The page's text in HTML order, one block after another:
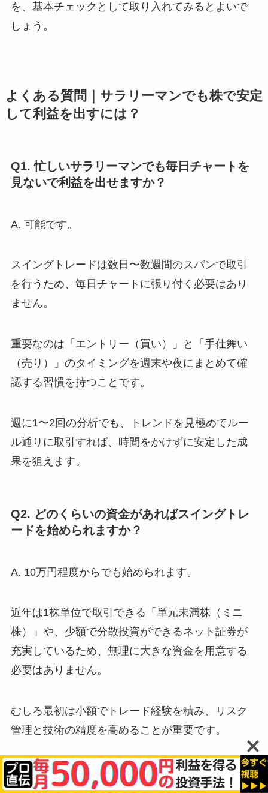
を、基本チェックとして取り入れてみるとよいで
しょう。
よくある質問｜サラリーマンでも株で安定
して利益を出すには？
Q1. 忙しいサラリーマンでも毎日チャートを
見ないで利益を出せますか？
A. 可能です。
スイングトレードは数日〜数週間のスパンで取引
を行うため、毎日チャートに張り付く必要はあり
ません。
重要なのは「エントリー（買い）」と「手仕舞い
（売り）」のタイミングを週末や夜にまとめて確
認する習慣を持つことです。
週に1〜2回の分析でも、トレンドを見極めてルー
ル通りに取引すれば、時間をかけずに安定した成
果を狙えます。
Q2. どのくらいの資金があればスイングトレ
ードを始められますか？
A. 10万円程度からでも始められます。
近年は1株単位で取引できる「単元未満株（ミニ
株）」や、少額で分散投資ができるネット証券が
充実しているため、無理に大きな資金を用意する
必要はありません。
むしろ最初は小額でトレード経験を積み、リスク
管理と技術の精度を高めることが重要です。
慣れてきた段階で、徐々に取引規模を拡大するの
がおすすめです。